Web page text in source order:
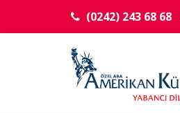
(0242) 243 68 68